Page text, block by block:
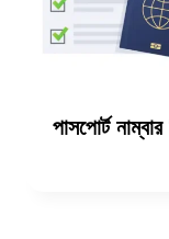
পাসপোর্ট